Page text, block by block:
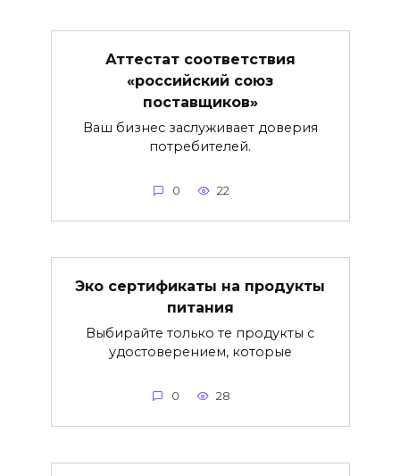
Аттестат соответствия
«российский союз
поставщиков»
Ваш бизнес заслуживает доверия
потребителей.
0 22
Эко сертификаты на продукты
питания
Выбирайте только те продукты с
удостоверением, которые
0 28